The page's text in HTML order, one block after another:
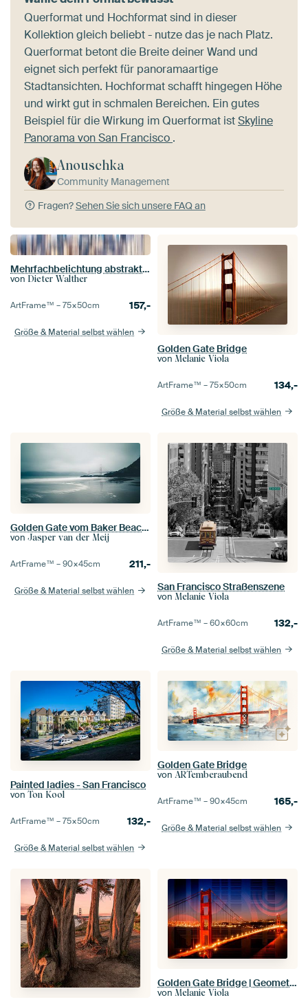
Querformat und Hochformat sind in dieser
Kollektion gleich beliebt - nutze das je nach Platz.
Querformat betont die Breite deiner Wand und
eignet sich perfekt für panoramaartige
Stadtansichten. Hochformat schafft hingegen Höhe
und wirkt gut in schmalen Bereichen. Ein gutes
Beispiel für die Wirkung im Querformat istSkyline
Panorama von San Francisco .
Anouschka
Community Management
Fragen?Sehen Sie sich unsere FAQ an
Mehrfachbelichtung abstrakt Hochhäuser in downtown San Francisco Kalifornien
von Dieter Walther
ArtFrame™ –75×50cm 157,-
Größe & Material selbst wählen
Golden Gate Bridge
von Melanie Viola
ArtFrame™ –75×50cm 134,-
Größe & Material selbst wählen
Golden Gate vom Baker Beach aus
von Jasper van der Meij
ArtFrame™ –90×45cm 211,-
Größe & Material selbst wählen San Francisco Straßenszene
von Melanie Viola
ArtFrame™ –60×60cm 132,-
Größe & Material selbst wählen
Painted ladies - San Francisco
von Ton Kool
ArtFrame™ –75×50cm 132,-
Größe & Material selbst wählen
Golden Gate Bridge
von ARTemberaubend
ArtFrame™ –90×45cm 165,-
Größe & Material selbst wählen
Golden Gate Bridge | Geometric Mix No.1
von Melanie Viola